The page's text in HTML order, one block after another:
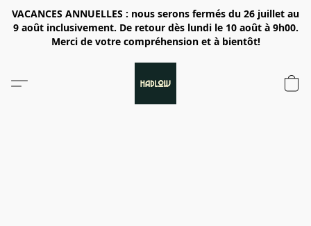
VACANCES ANNUELLES : nous serons fermés du 26 juillet au
9 août inclusivement. De retour dès lundi le 10 août à 9h00.
Merci de votre compréhension et à bientôt!